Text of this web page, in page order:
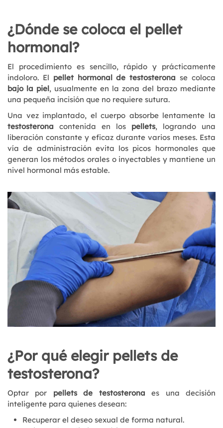
¿Dónde se coloca el pellet
hormonal?
El procedimiento es sencillo, rápido y prácticamente
indoloro. El pellet hormonal de testosterona se coloca
bajo la piel, usualmente en la zona del brazo mediante
una pequeña incisión que no requiere sutura.
Una vez implantado, el cuerpo absorbe lentamente la
testosterona contenida en los pellets, logrando una
liberación constante y eficaz durante varios meses. Esta
vía de administración evita los picos hormonales que
generan los métodos orales o inyectables y mantiene un
nivel hormonal más estable.
¿Por qué elegir pellets de
testosterona?
Optar por pellets de testosterona es una decisión
inteligente para quienes desean:
Recuperar el deseo sexual de forma natural.